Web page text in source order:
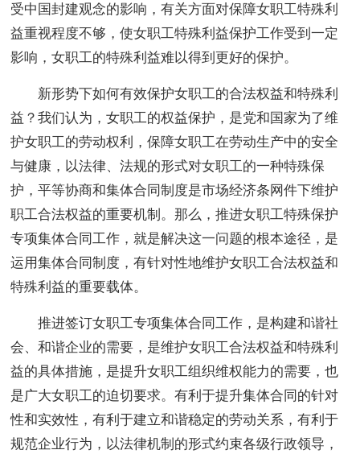
受中国封建观念的影响，有关方面对保障女职工特殊利
益重视程度不够，使女职工特殊利益保护工作受到一定
影响，女职工的特殊利益难以得到更好的保护。
新形势下如何有效保护女职工的合法权益和特殊利
益？我们认为，女职工的权益保护，是党和国家为了维
护女职工的劳动权利，保障女职工在劳动生产中的安全
与健康，以法律、法规的形式对女职工的一种特殊保
护，平等协商和集体合同制度是市场经济条网件下维护
职工合法权益的重要机制。那么，推进女职工特殊保护
专项集体合同工作，就是解决这一问题的根本途径，是
运用集体合同制度，有针对性地维护女职工合法权益和
特殊利益的重要载体。
推进签订女职工专项集体合同工作，是构建和谐社
会、和谐企业的需要，是维护女职工合法权益和特殊利
益的具体措施，是提升女职工组织维权能力的需要，也
是广大女职工的迫切要求。有利于提升集体合同的针对
性和实效性，有利于建立和谐稳定的劳动关系，有利于
规范企业行为，以法律机制的形式约束各级行政领导，